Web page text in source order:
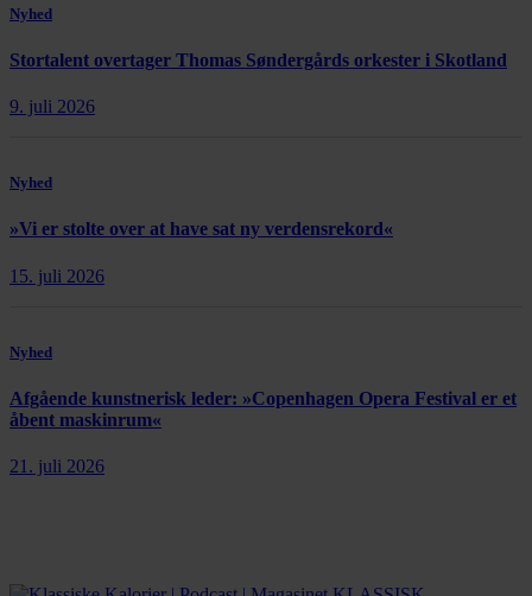
Nyhed
Stortalent overtager Thomas Søndergårds orkester i Skotland
9. juli 2026
Nyhed
»Vi er stolte over at have sat ny verdensrekord«
15. juli 2026
Nyhed
Afgående kunstnerisk leder: »Copenhagen Opera Festival er et
åbent maskinrum«
21. juli 2026